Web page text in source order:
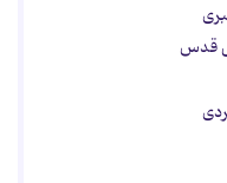
قدس